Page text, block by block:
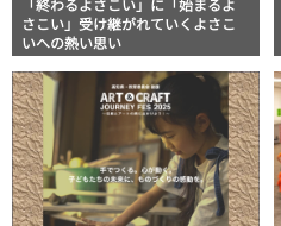
「終わるよさこい」に「始まるよ
さこい」受け継がれていくよさこ
いへの熱い思い